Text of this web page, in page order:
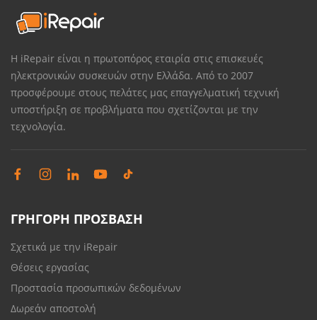
Η iRepair είναι η πρωτοπόρος εταιρία στις επισκευές
ηλεκτρονικών συσκευών στην Ελλάδα. Από το 2007
προσφέρουμε στους πελάτες μας επαγγελματική τεχνική
υποστήριξη σε προβλήματα που σχετίζονται με την
τεχνολογία.
ΓΡΗΓΟΡΗ ΠΡΟΣΒΑΣΗ
Σχετικά με την iRepair
Θέσεις εργασίας
Προστασία προσωπικών δεδομένων
Δωρεάν αποστολή